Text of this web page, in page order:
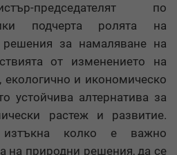
председателят по
подчерта ролята на
решения за намаляване на
от изменението на
екологично и икономическо
устойчива алтернатива за
растеж и развитие.
колко е важно
на природни решения, да се